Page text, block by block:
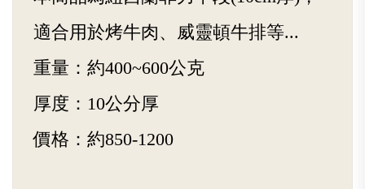
適合用於烤牛肉、威靈頓牛排等...
重量：約400~600公克
厚度：10公分厚
價格：約850-1200